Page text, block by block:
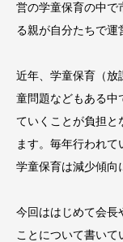
営の学童保育の中で
る親が自分たちで運
近年、学童保育（放
童問題などもある中
ていくことが負担
ます。毎年行われ
学童保育は減少傾向
今回ははじめて会長
ことについて書いて